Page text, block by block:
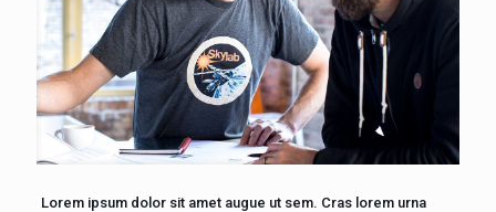
Lorem ipsum dolor sit amet augue ut sem. Cras lorem urna